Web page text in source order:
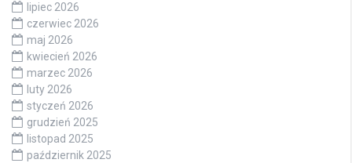
lipiec 2026
czerwiec 2026
maj 2026
kwiecień 2026
marzec 2026
luty 2026
styczeń 2026
grudzień 2025
listopad 2025
październik 2025